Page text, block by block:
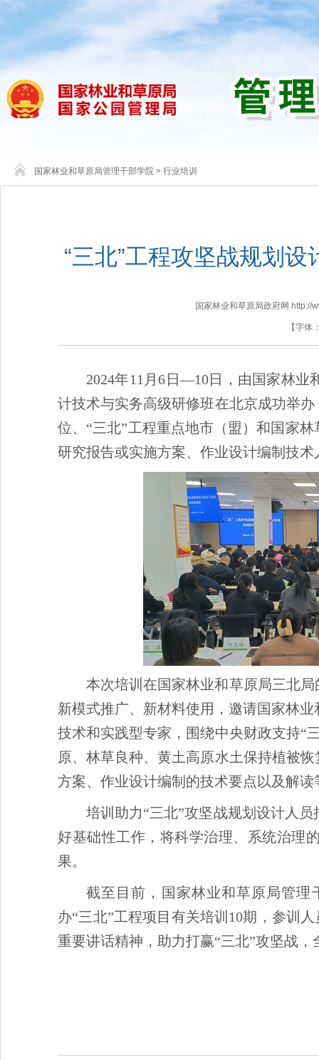
国家林业和草原局管理干部学院 > 行业培训
“三北”工程攻坚战规划
国家林业和草原局政府网 http://
【字体
2024年11月6日—10日，由国家林业
计技术与实务高级研修班在北京成功举
位、“三北”工程重点地市（盟）和国家
研究报告或实施方案、作业设计编制技
本次培训在国家林业和草原局三北
新模式推广、新材料使用，邀请国家林
技术和实践型专家，围绕中央财政支持“
原、林草良种、黄土高原水土保持植被
方案、作业设计编制的技术要点以及解读
培训助力“三北”攻坚战规划设计人
好基础性工作，将科学治理、系统治理
果。
截至目前，国家林业和草原局管理
办“三北”工程项目有关培训10期，参训
重要讲话精神，助力打赢“三北”攻坚战